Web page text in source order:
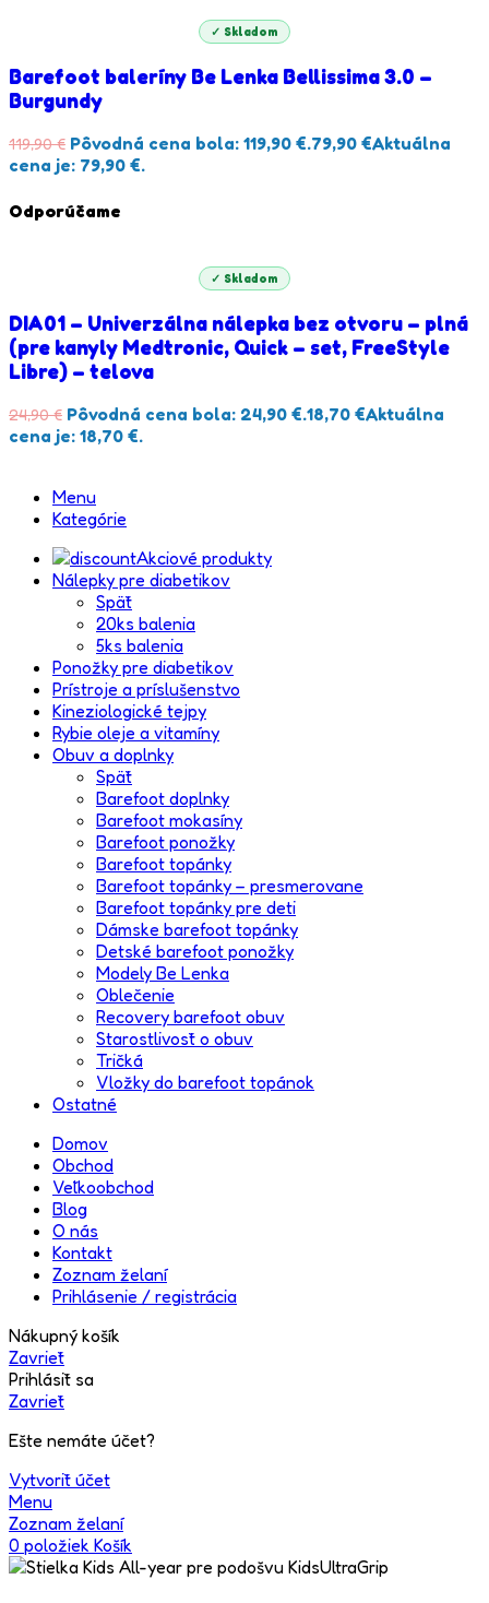
✓ Skladom
Barefoot baleríny Be Lenka Bellissima 3.0 –
Burgundy
119,90€ Pôvodná cena bola: 119,90 €.79,90 €Aktuálna
cena je: 79,90 €.
Odporúčame
✓ Skladom
DIA01 – Univerzálna nálepka bez otvoru – plná
(pre kanyly Medtronic, Quick – set, FreeStyle
Libre) – telova
24,90€ Pôvodná cena bola: 24,90 €.18,70 €Aktuálna
cena je: 18,70 €.
Menu
Kategórie
Akciové produkty
Nálepky pre diabetikov
Späť
20ks balenia
5ks balenia
Ponožky pre diabetikov
Prístroje a príslušenstvo
Kineziologické tejpy
Rybie oleje a vitamíny
Obuv a doplnky
Späť
Barefoot doplnky
Barefoot mokasíny
Barefoot ponožky
Barefoot topánky
Barefoot topánky – presmerovane
Barefoot topánky pre deti
Dámske barefoot topánky
Detské barefoot ponožky
Modely Be Lenka
Oblečenie
Recovery barefoot obuv
Starostlivosť o obuv
Tričká
Vložky do barefoot topánok
Ostatné
Domov
Obchod
Veľkoobchod
Blog
O nás
Kontakt
Zoznam želaní
Prihlásenie / registrácia
Nákupný košík
Zavrieť
Prihlásiť sa
Zavrieť
Ešte nemáte účet?
Vytvoriť účet
Menu
Zoznam želaní
0 položiek Košík